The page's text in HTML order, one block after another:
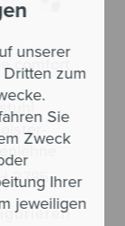
unserer
zum
Sie
Zweck
Ihrer
jeweiligen
comfort
2785